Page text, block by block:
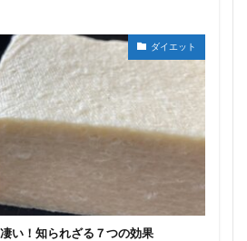
ダイエット
い！知られざる７つの効果